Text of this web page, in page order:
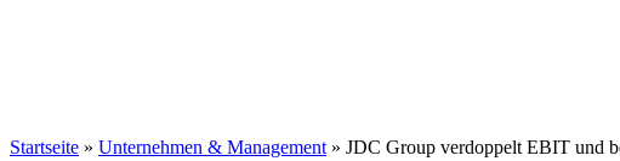
Startseite » Unternehmen & Management » JDC Group verdoppelt EBIT und